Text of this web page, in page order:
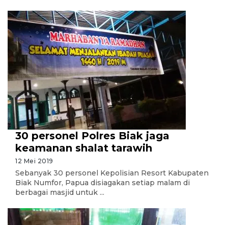
30 personel Polres Biak jaga
keamanan shalat tarawih
12 Mei 2019
Sebanyak 30 personel Kepolisian Resort Kabupaten
Biak Numfor, Papua disiagakan setiap malam di
berbagai masjid untuk ...